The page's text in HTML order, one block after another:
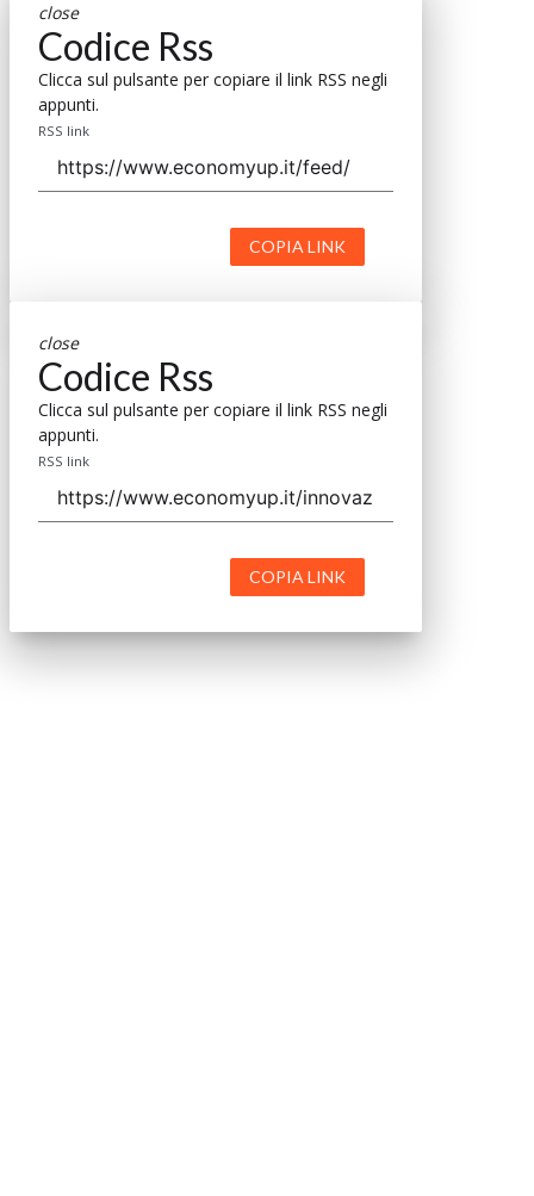
close
Codice Rss
Clicca sul pulsante per copiare il link RSS negli
appunti.
RSS link
COPIA LINK
close
Codice Rss
Clicca sul pulsante per copiare il link RSS negli
appunti.
RSS link
COPIA LINK